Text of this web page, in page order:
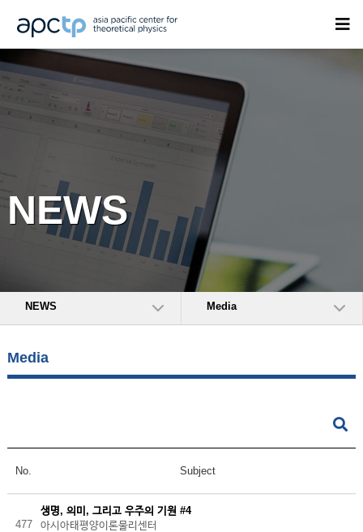
NEWS
NEWS Media
Media
No. Subject
477
생명, 의미, 그리고 우주의 기원 #4
아시아태평양이론물리센터